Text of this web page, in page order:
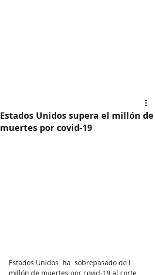
Estados Unidos supera el millón de
muertes por covid-19
Estados Unidos  ha  sobrepasado de l
millón de muertes por covid-19 al corte